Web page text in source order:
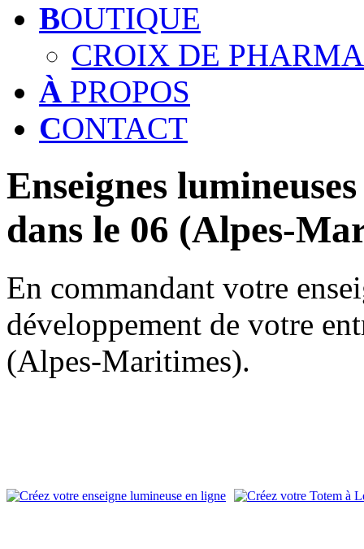
BOUTIQUE
CROIX DE
À PROPOS
CONTACT
Enseignes
dans le 06 (Alpes-
En commandant votre
développement de votre
(Alpes-Maritimes).